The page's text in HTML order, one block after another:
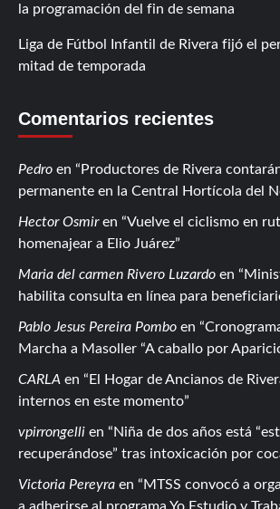
la programación del fin de semana
Liga de Fútbol Infantil de Rivera fijó el
mitad de temporada
Comentarios recientes
Pedro en
Productores de Rivera
permanente en la Central Hortícola del
Hector Osmiren
Vuelve el ciclismo en
homenajear a Elio Juárez
Maria del carmen Rivero Luzardo en
habilita consulta en línea para
Pablo Jesus Pereira Pombo en
Marcha a Masoller “A caballo por
CARLA en
El Hogar de Ancianos de
internos en este momento
vpirrongelli en
Niña de dos años está
recuperándose” tras intoxicación por
Victoria Pereyra en
MTSS convocó a
a adherirse al programa Yo Estudio y